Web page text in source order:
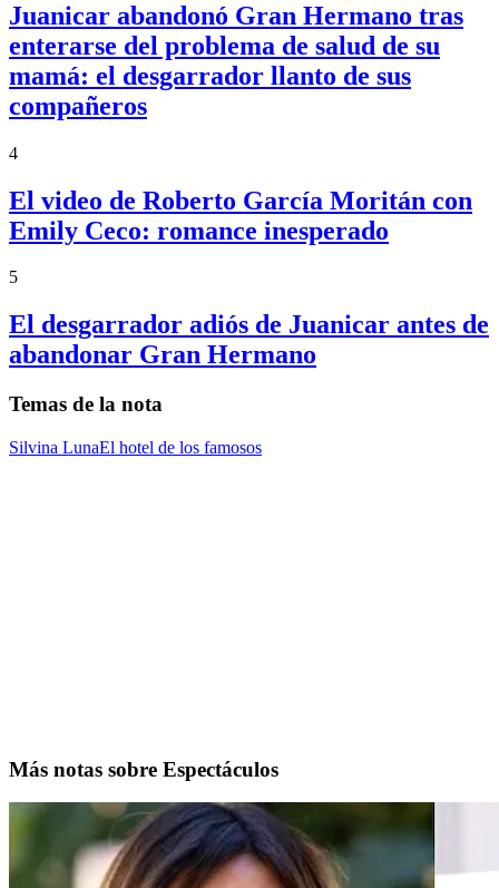
Juanicar abandonó Gran Hermano tras
enterarse del problema de salud de su
mamá: el desgarrador llanto de sus
compañeros
4
El video de Roberto García Moritán con
Emily Ceco: romance inesperado
5
El desgarrador adiós de Juanicar antes de
abandonar Gran Hermano
Temas de la nota
Silvina LunaEl hotel de los famosos
Más notas sobre Espectáculos